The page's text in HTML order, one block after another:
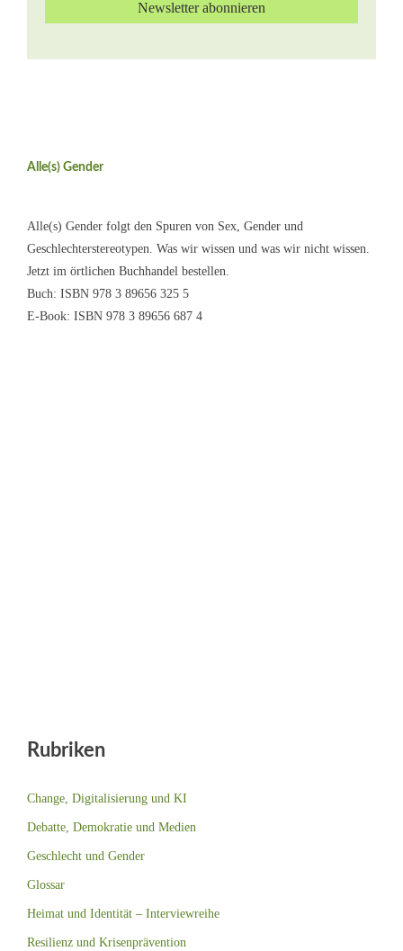
Alle(s) Gender
Alle(s) Gender folgt den Spuren von Sex, Gender und
Geschlechterstereotypen. Was wir wissen und was wir nicht wissen.
Jetzt im örtlichen Buchhandel bestellen.
Buch: ISBN 978 3 89656 325 5
E-Book: ISBN 978 3 89656 687 4
Rubriken
Change, Digitalisierung und KI
Debatte, Demokratie und Medien
Geschlecht und Gender
Glossar
Heimat und Identität – Interviewreihe
Resilienz und Krisenprävention